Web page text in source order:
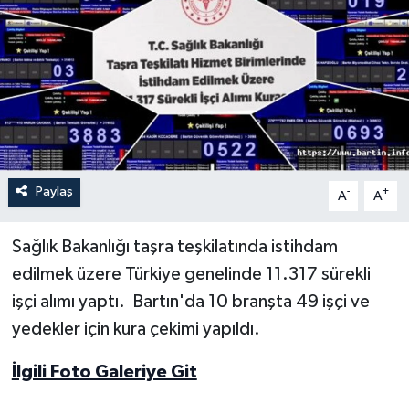
Paylaş A- A+
Sağlık Bakanlığı taşra teşkilatında istihdam
edilmek üzere Türkiye genelinde 11.317 sürekli
işçi alımı yaptı. Bartın'da 10 branşta 49 işçi ve
yedekler için kura çekimi yapıldı.
İlgili Foto Galeriye Git
Sinema
Sivil Toplum
Siyaset
Spor
Tarım
Turizm
Yaşam
Yerel Yönetimler
DÜNYA